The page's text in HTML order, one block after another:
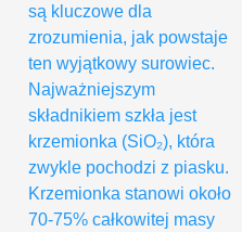
są kluczowe dla
zrozumienia, jak powstaje
ten wyjątkowy surowiec.
Najważniejszym
składnikiem szkła jest
krzemionka (SiO₂), która
zwykle pochodzi z piasku.
Krzemionka stanowi około
70-75% całkowitej masy